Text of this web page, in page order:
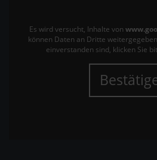
Es wird versucht, Inhalte von
können Daten an Dritte
einverstanden sind, klicken Sie